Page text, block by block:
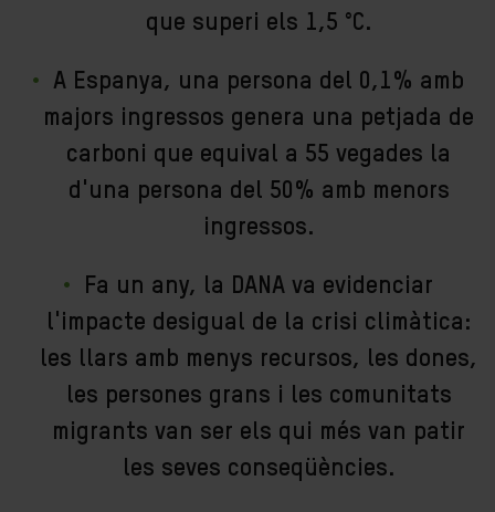
que superi els 1,5 °C.
A Espanya, una persona del 0,1% amb
majors ingressos genera una petjada de
carboni que equival a 55 vegades la
d'una persona del 50% amb menors
ingressos.
Fa un any, la DANA va evidenciar
l'impacte desigual de la crisi climàtica:
les llars amb menys recursos, les dones,
les persones grans i les comunitats
migrants van ser els qui més van patir
les seves conseqüències.